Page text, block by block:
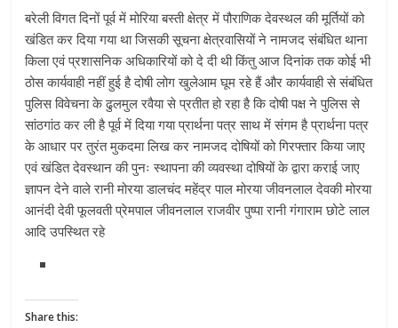
बरेली विगत दिनों पूर्व में मोरिया बस्ती क्षेत्र में पौराणिक देवस्थल की मूर्तियों को
खंडित कर दिया गया था जिसकी सूचना क्षेत्रवासियों ने नामजद संबंधित थाना
किला एवं प्रशासनिक अधिकारियों को दे दी थी किंतु आज दिनांक तक कोई भी
ठोस कार्यवाही नहीं हुई है दोषी लोग खुलेआम घूम रहे हैं और कार्यवाही से संबंधित
पुलिस विवेचना के ढुलमुल रवैया से प्रतीत हो रहा है कि दोषी पक्ष ने पुलिस से
सांठगांठ कर ली है पूर्व में दिया गया प्रार्थना पत्र साथ में संगम है प्रार्थना पत्र
के आधार पर तुरंत मुकदमा लिख कर नामजद दोषियों को गिरफ्तार किया जाए
एवं खंडित देवस्थान की पुनः स्थापना की व्यवस्था दोषियों के द्वारा कराई जाए
ज्ञापन देने वाले रानी मोरया डालचंद महेंद्र पाल मोरया जीवनलाल देवकी मोरया
आनंदी देवी फूलवती प्रेमपाल जीवनलाल राजवीर पुष्पा रानी गंगाराम छोटे लाल
आदि उपस्थित रहे
Share this: